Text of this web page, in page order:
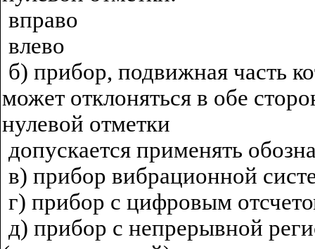
вправо
влево
б) прибор, подвижная часть
может отклоняться в обе
нулевой отметки
допускается применять
в) прибор вибрационной
г) прибор с цифровым
д) прибор с непрерывной